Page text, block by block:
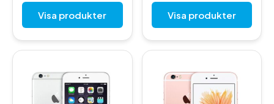
Visa produkter Visa produkter